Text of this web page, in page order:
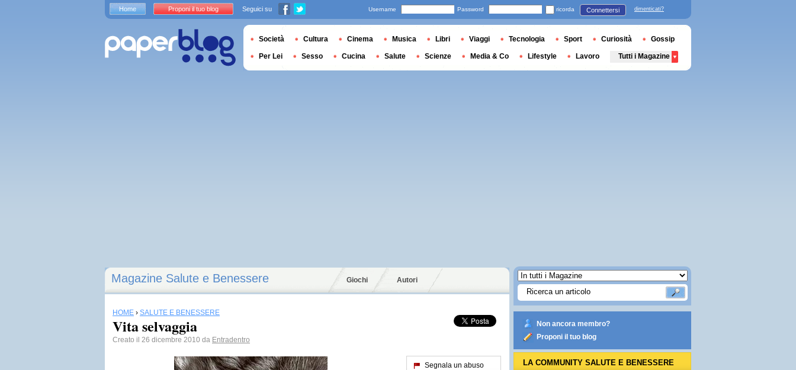
Magazine Salute e Benessere Giochi Autori
HOME › SALUTE E BENESSERE
Vita selvaggia
Creato il 26 dicembre 2010 da Entradentro
Segnala un abuso
Non ancora membro?
Proponi il tuo blog
LA COMMUNITY SALUTE E BENESSERE
Home Proponi il tuo blog Seguici su Username Password ricorda Connettersi dimenticati?
Società Cultura Cinema Musica Libri Viaggi Tecnologia Sport Curiosità Gossip
Per Lei Sesso Cucina Salute Scienze Media & Co Lifestyle Lavoro Tutti i Magazine